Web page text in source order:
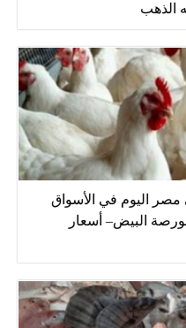
الذهب
مصر اليوم في الأسواق
البيض– أسعار